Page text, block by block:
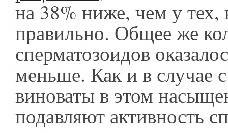
на 38% ниже, чем у тех,
правильно. Общее же
сперматозоидов
меньше. Как и в случае
виноваты в этом
подавляют активность